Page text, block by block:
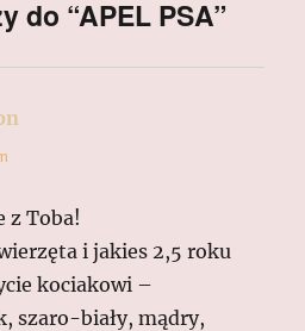
do “APEL PSA”
z Toba!
i jakies 2,5 roku
kociakowi –
szaro-biały, mądry,